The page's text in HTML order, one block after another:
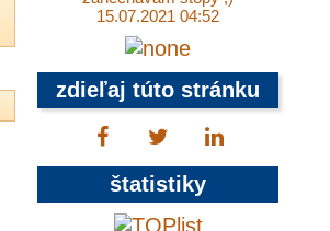
15.07.2021 04:52
zdieľaj túto stránku
štatistiky